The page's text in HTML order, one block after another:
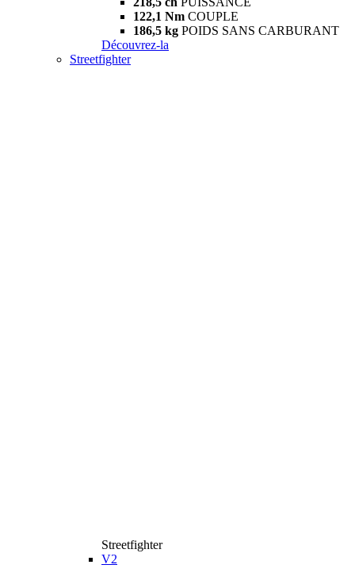
122,1 Nm COUPLE
186,5 kg POIDS SANS CARBURANT
Découvrez-la
Streetfighter
Streetfighter
V2